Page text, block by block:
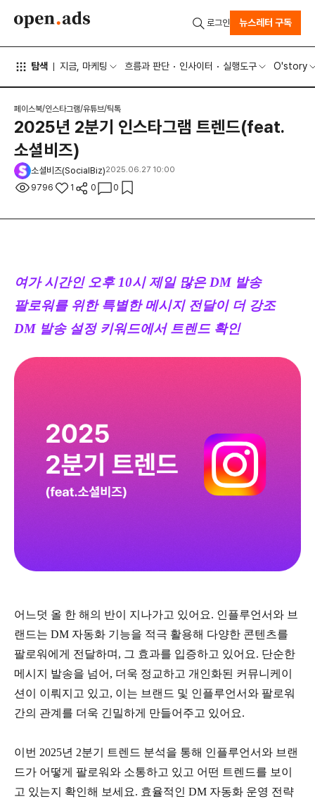
탐색 지금, 마케팅 흐름과 판단 인사이터 실행도구 O'story
로그인 뉴스레터 구독
페이스북/인스타그램/유튜브/틱톡
2025년 2분기 인스타그램 트렌드(feat.
소셜비즈)
소셜비즈(SocialBiz)2025.06.27 10:00
9796 1 0 0
여가 시간인 오후 10시 제일 많은 DM 발송
팔로워를 위한 특별한 메시지 전달이 더 강조
DM 발송 설정 키워드에서 트렌드 확인
어느덧 올 한 해의 반이 지나가고 있어요. 인플루언서와 브
랜드는 DM 자동화 기능을 적극 활용해 다양한 콘텐츠를
팔로워에게 전달하며, 그 효과를 입증하고 있어요. 단순한
메시지 발송을 넘어, 더욱 정교하고 개인화된 커뮤니케이
션이 이뤄지고 있고, 이는 브랜드 및 인플루언서와 팔로워
간의 관계를 더욱 긴밀하게 만들어주고 있어요.
이번 2025년 2분기 트렌드 분석을 통해 인플루언서와 브랜
드가 어떻게 팔로워와 소통하고 있고 어떤 트렌드를 보이
고 있는지 확인해 보세요. 효율적인 DM 자동화 운영 전략